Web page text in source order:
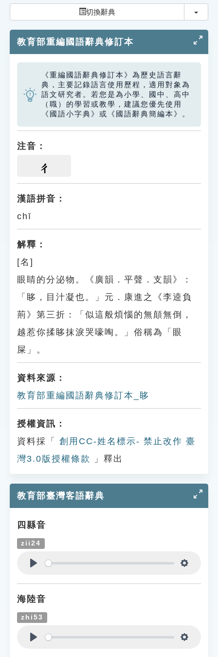
教學應用
貓頭鷹博士
切換辭典 切換
教育部重編國語辭典修訂本
《重編國語辭典修訂本》為歷史語言辭
典，主要記錄語言使用歷程，適用對象為
語文研究者。若您是為小學、國中、高中
（職）的學習或教學，建議您優先使用
《國語小字典》或《國語辭典簡編本》。
注音：
ㄔ
漢語拼音：
chī
解釋：
[名]
眼睛的分泌物。《廣韻．平聲．支韻》：
「眵，目汁凝也。」元．康進之《李逵負
荊》第三折：「似這般煩惱的無顛無倒，
越惹你揉眵抹淚哭嚎啕。」俗稱為「眼
屎」。
資料來源：
教育部重編國語辭典修訂本_眵
授權資訊：
資料採「
創用CC-姓名標示- 禁止改作 臺
灣3.0版授權條款
」釋出
教育部臺灣客語辭典
四縣音
zii24
海陸音
zhi53